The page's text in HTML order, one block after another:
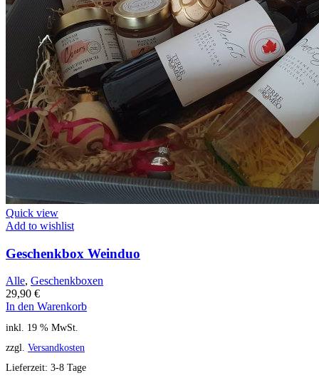
Quick view
Add to wishlist
Geschenkbox Weinduo
Alle, Geschenkboxen
29,90 €
In den Warenkorb
inkl. 19 % MwSt.
zzgl. Versandkosten
Lieferzeit: 3-8 Tage